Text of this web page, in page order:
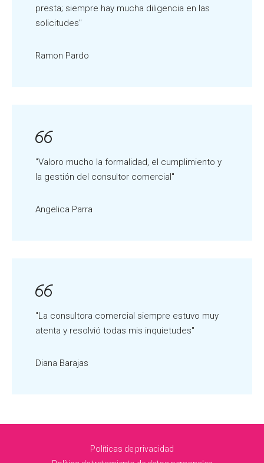
presta; siempre hay mucha diligencia en las
solicitudes"
Ramon Pardo
"Valoro mucho la formalidad, el cumplimiento y
la gestión del consultor comercial"
Angelica Parra
"La consultora comercial siempre estuvo muy
atenta y resolvió todas mis inquietudes"
Diana Barajas
Políticas de privacidad